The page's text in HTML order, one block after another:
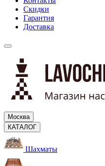
Скидки
Гарантия
Доставка
Москва
КАТАЛОГ
Шахматы